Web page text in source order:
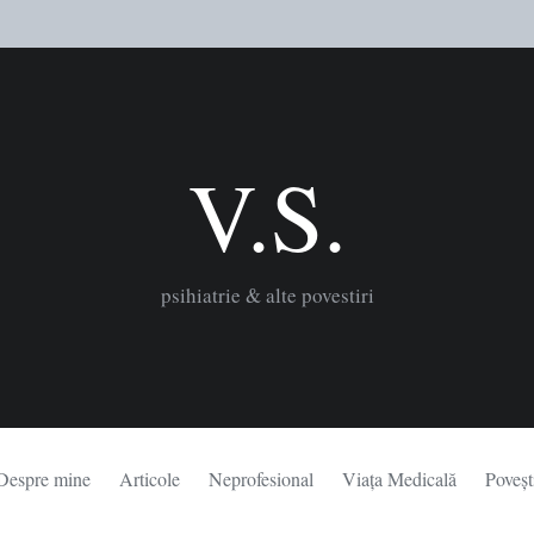
V.S.
psihiatrie & alte povestiri
mine Articole Neprofesional Viața Medicală